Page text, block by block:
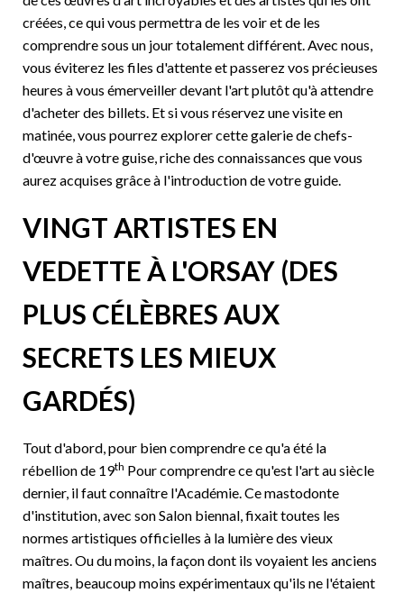
créées, ce qui vous permettra de les voir et de les
comprendre sous un jour totalement différent. Avec nous,
vous éviterez les files d'attente et passerez vos précieuses
heures à vous émerveiller devant l'art plutôt qu'à attendre
d'acheter des billets. Et si vous réservez une visite en
matinée, vous pourrez explorer cette galerie de chefs-
d'œuvre à votre guise, riche des connaissances que vous
aurez acquises grâce à l'introduction de votre guide.
VINGT ARTISTES EN
VEDETTE À L'ORSAY (DES
PLUS CÉLÈBRES AUX
SECRETS LES MIEUX
GARDÉS)
Tout d'abord, pour bien comprendre ce qu'a été la
rébellion de 19th Pour comprendre ce qu'est l'art au siècle
dernier, il faut connaître l'Académie. Ce mastodonte
d'institution, avec son Salon biennal, fixait toutes les
normes artistiques officielles à la lumière des vieux
maîtres. Ou du moins, la façon dont ils voyaient les anciens
maîtres, beaucoup moins expérimentaux qu'ils ne l'étaient